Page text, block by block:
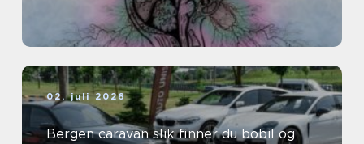
02. juli 2026
Bergen caravan slik finner du bobil og